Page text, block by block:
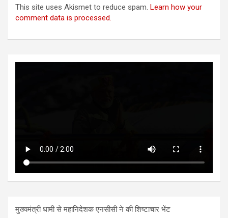
This site uses Akismet to reduce spam. Learn how your
comment data is processed.
मुख्यमंत्री धामी से महानिदेशक एनसीसी ने की शिष्टाचार भेंट